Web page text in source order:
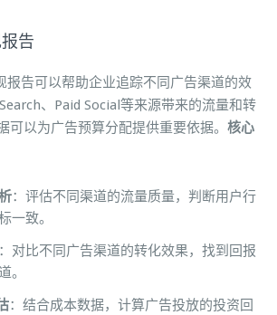
告
报告可以帮助企业追踪不同广告渠道的效
、Paid Social等来源带来的流量和转
可以为广告预算分配提供重要依据。 核心
：评估不同渠道的流量质量，判断用户行
一致。
：对比不同广告渠道的转化效果，找到回报
。
：结合成本数据，计算广告投放的投资回